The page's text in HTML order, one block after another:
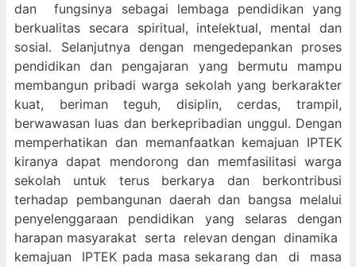
dan fungsinya sebagai lembaga pendidikan yang
berkualitas secara spiritual, intelektual, mental dan
sosial. Selanjutnya dengan mengedepankan proses
pendidikan dan pengajaran yang bermutu mampu
membangun pribadi warga sekolah yang berkarakter
kuat, beriman teguh, disiplin, cerdas, trampil,
berwawasan luas dan berkepribadian unggul. Dengan
memperhatikan dan memanfaatkan kemajuan IPTEK
kiranya dapat mendorong dan memfasilitasi warga
sekolah untuk terus berkarya dan berkontribusi
terhadap pembangunan daerah dan bangsa melalui
penyelenggaraan pendidikan yang selaras dengan
harapan masyarakat serta relevan dengan dinamika
kemajuan IPTEK pada masa sekarang dan di masa